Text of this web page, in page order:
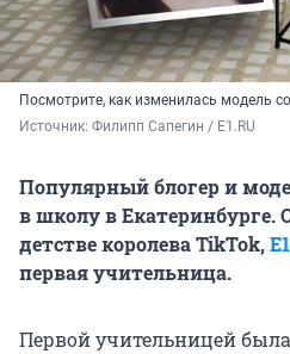
Посмотрите, как изменилась модель
Источник: Филипп Сапегин / Е1.RU
Популярный блогер и
в школу в Екатеринбурге.
детстве королева TikTok,
первая учительница.
Первой учительницей